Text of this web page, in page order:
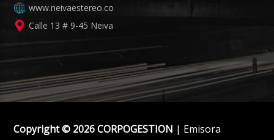
www.neivaestereo.co
Calle 13 # 9-45 Neiva
Copyright © 2026 CORPOGESTION | Emisora